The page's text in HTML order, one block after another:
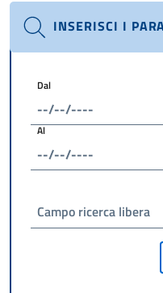
INSERISCI I
Dal
Al
Campo ricerca libera